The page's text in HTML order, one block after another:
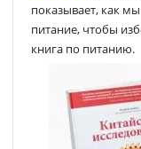
показывает, как
питание, чтобы
книга по питанию.